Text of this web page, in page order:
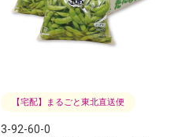
【宅配】まるごと東北直送便
3-92-60-0